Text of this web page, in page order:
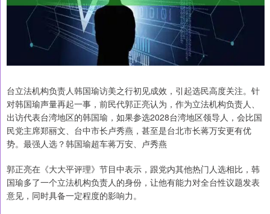
台立法机构负责人韩国瑜访美之行初见成效，引起选民高度关注。针
对韩国瑜声量再起一事，前民代郭正亮认为，作为立法机构负责人、
出访代表台湾地区的韩国瑜，如果参选2028台湾地区领导人，会比国
民党主席郑丽文、台中市长卢秀燕，甚至是台北市长蒋万安更有优
势。最强人选？韩国瑜超车蒋万安、卢秀燕
郭正亮在《大大平评理》节目中表示，跟党内其他热门人选相比，韩
国瑜多了一个立法机构负责人的身份，让他有能力对全台性议题发表
意见，同时具备一定程度的影响力。